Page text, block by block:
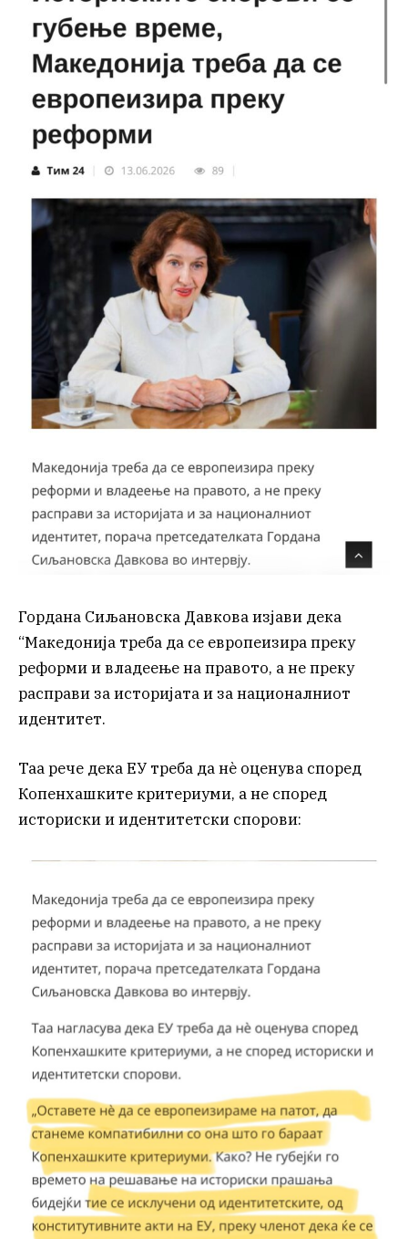
Гордана Сиљановска Давкова изјави дека
“Македонија треба да се европеизира преку
реформи и владеење на правото, а не преку
расправи за историјата и за националниот
идентитет.
Таа рече дека ЕУ треба да нѐ оценува според
Копенхашките критериуми, а не според
историски и идентитетски спорови: